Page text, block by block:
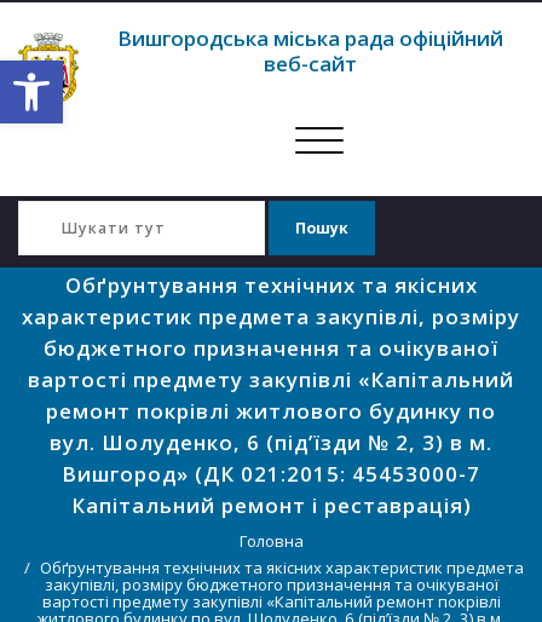
Відкрити Панель інструментів
Вишгородська міська рада офіційний
веб-сайт
Перемкнути
Обґрунтування технічних та якісних
характеристик предмета закупівлі, розміру
бюджетного призначення та очікуваної
вартості предмету закупівлі «Капітальний
ремонт покрівлі житлового будинку по
вул. Шолуденко, 6 (під’їзди № 2, 3) в м.
Вишгород» (ДК 021:2015: 45453000-7
Капітальний ремонт і реставрація)
Головна
Обґрунтування технічних та якісних характеристик предмета
закупівлі, розміру бюджетного призначення та очікуваної
вартості предмету закупівлі «Капітальний ремонт покрівлі